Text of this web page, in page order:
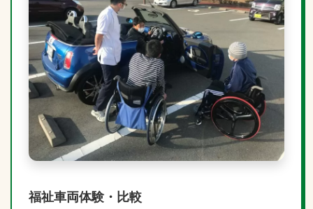
福祉車両体験・比較